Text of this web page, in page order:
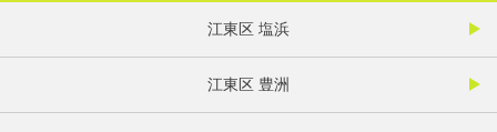
江東区 塩浜
江東区 豊洲